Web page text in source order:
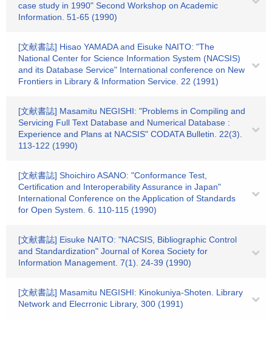
case study in 1990" Second Workshop on Academic
Information. 51-65 (1990)
[文献書誌] Hisao YAMADA and Eisuke NAITO: "The
National Center for Science Information System (NACSIS)
and its Database Service" International conference on New
Frontiers in Library & Information Service. 22 (1991)
[文献書誌] Masamitu NEGISHI: "Problems in Compiling and
Servicing Full Text Database and Numerical Database :
Experience and Plans at NACSIS" CODATA Bulletin. 22(3).
113-122 (1990)
[文献書誌] Shoichiro ASANO: "Conformance Test,
Certification and Interoperability Assurance in Japan"
International Conference on the Application of Standards
for Open System. 6. 110-115 (1990)
[文献書誌] Eisuke NAITO: "NACSIS, Bibliographic Control
and Standardization" Journal of Korea Society for
Information Management. 7(1). 24-39 (1990)
[文献書誌] Masamitu NEGISHI: Kinokuniya-Shoten. Library
Network and Elecrronic Library, 300 (1991)